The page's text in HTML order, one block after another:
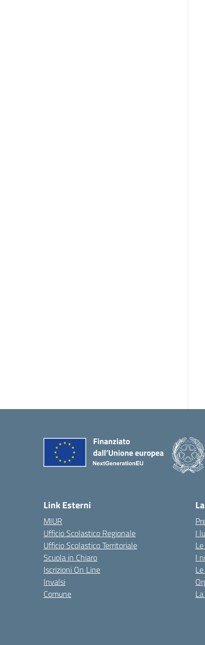
Link Esterni
MIUR
Ufficio Scolastico Regionale
Ufficio Scolastico Territoriale
Scuola in Chiaro
Iscrizioni On Line
Invalsi
Comune
I
I